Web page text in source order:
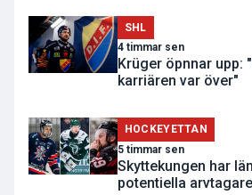
SHL
4 timmar sen
Krüger öpnnar upp:
karriären var över"
HOCKEYETTAN
5 timmar sen
Skyttekungen har
potentiella arvtagare